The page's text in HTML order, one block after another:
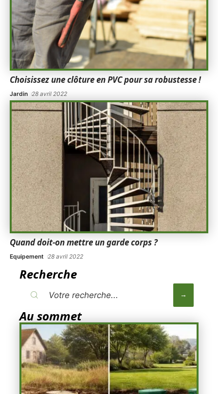
Choisissez une clôture en PVC pour sa robustesse !
Jardin 28 avril 2022
Quand doit-on mettre un garde corps ?
Equipement 28 avril 2022
Recherche
Au sommet